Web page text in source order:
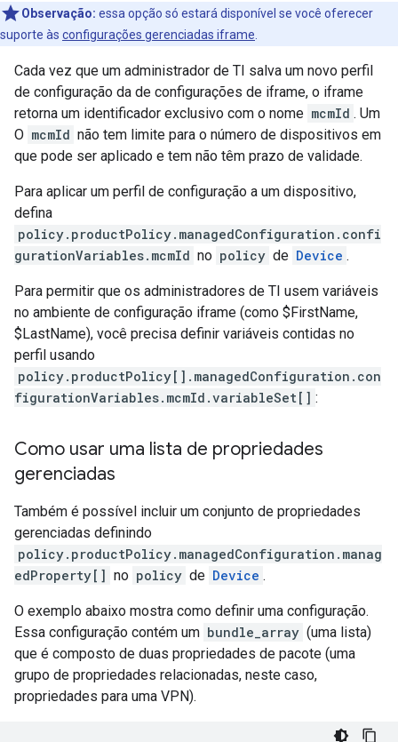
Observação: essa opção só estará disponível se você oferecer
suporte às configurações gerenciadas iframe
Cada vez que um administrador de TI salva um novo perfil
de configuração da de configurações de iframe, o iframe
retorna um identificador exclusivo com o nome mcmId . Um
O mcmId não tem limite para o número de dispositivos em
que pode ser aplicado e tem não têm prazo de validade.
Para aplicar um perfil de configuração a um dispositivo,
defina
policy.productPolicy.managedConfiguration.confi
gurationVariables.mcmId no policy de Device .
Para permitir que os administradores de TI usem variáveis
no ambiente de configuração iframe (como $FirstName,
$LastName), você precisa definir variáveis contidas no
perfil usando
policy.productPolicy[].managedConfiguration.con
figurationVariables.mcmId.variableSet[] :
Como usar uma lista de propriedades
gerenciadas
Também é possível incluir um conjunto de propriedades
gerenciadas definindo
policy.productPolicy.managedConfiguration.manag
edProperty[] no policy de Device .
O exemplo abaixo mostra como definir uma configuração.
Essa configuração contém um bundle_array (uma lista)
que é composto de duas propriedades de pacote (uma
grupo de propriedades relacionadas, neste caso,
propriedades para uma VPN).